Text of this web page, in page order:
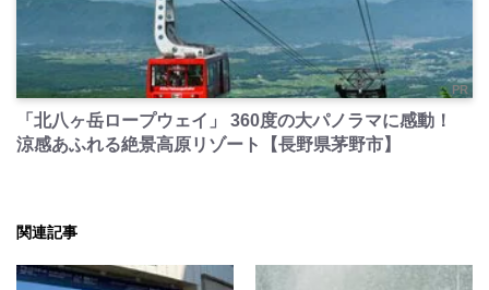
PR
「北八ヶ岳ロープウェイ」 360度の大パノラマに感動！
涼感あふれる絶景高原リゾート【長野県茅野市】
関連記事